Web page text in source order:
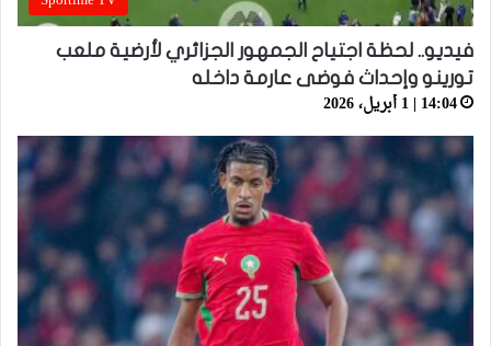
فيديو.. لحظة اجتياح الجمهور الجزائري لأرضية ملعب
تورينو وإحداث فوضى عارمة داخله
14:04 | 1 أبريل، 2026